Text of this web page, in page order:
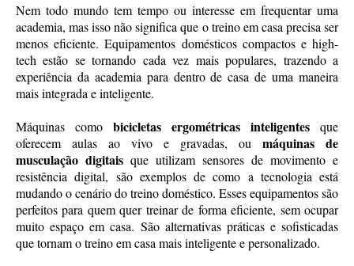
Nem todo mundo tem tempo ou interesse em frequentar uma
academia, mas isso não significa que o treino em casa precisa ser
menos eficiente. Equipamentos domésticos compactos e high-
tech estão se tornando cada vez mais populares, trazendo a
experiência da academia para dentro de casa de uma maneira
mais integrada e inteligente.
Máquinas como bicicletas ergométricas inteligentes que
oferecem aulas ao vivo e gravadas, ou máquinas de
musculação digitais que utilizam sensores de movimento e
resistência digital, são exemplos de como a tecnologia está
mudando o cenário do treino doméstico. Esses equipamentos são
perfeitos para quem quer treinar de forma eficiente, sem ocupar
muito espaço em casa. São alternativas práticas e sofisticadas
que tornam o treino em casa mais inteligente e personalizado.